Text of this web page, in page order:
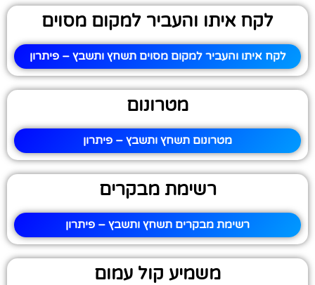
לקח איתו והעביר למקום מסוים
לקח איתו והעביר למקום מסוים תשחץ ותשבץ – פיתרון
מטרונום
מטרונום תשחץ ותשבץ – פיתרון
רשימת מבקרים
רשימת מבקרים תשחץ ותשבץ – פיתרון
משמיע קול עמום